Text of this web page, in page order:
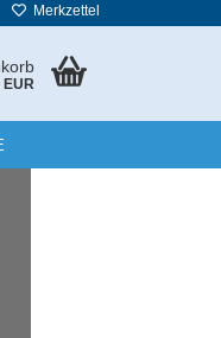
Merkzettel
EUR